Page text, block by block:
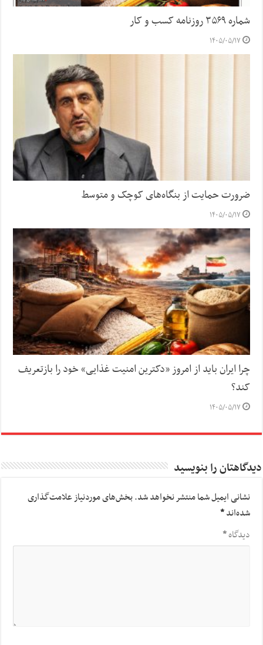
شماره ۳۵۶۹ روزنامه کسب و کار
۱۴۰۵/۰۵/۱۷
ضرورت حمایت از بنگاه‌های کوچک و متوسط
۱۴۰۵/۰۵/۱۷
چرا ایران باید از امروز «دکترین امنیت غذایی» خود را بازتعریف
کند؟
۱۴۰۵/۰۵/۱۷
دیدگاهتان را بنویسید
نشانی ایمیل شما منتشر نخواهد شد.بخش‌های موردنیاز علامت‌گذاری
شده‌اند*
دیدگاه*